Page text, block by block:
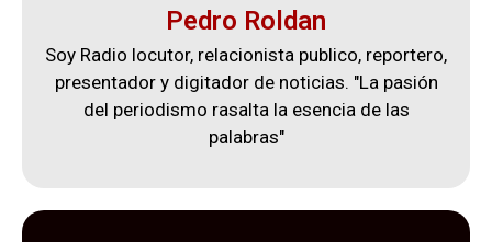
Pedro Roldan
Soy Radio locutor, relacionista publico, reportero,
presentador y digitador de noticias. "La pasión
del periodismo rasalta la esencia de las
palabras"